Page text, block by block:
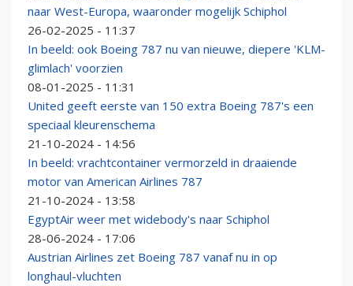
naar West-Europa, waaronder mogelijk Schiphol
26-02-2025 - 11:37
In beeld: ook Boeing 787 nu van nieuwe, diepere 'KLM-
glimlach' voorzien
08-01-2025 - 11:31
United geeft eerste van 150 extra Boeing 787's een
speciaal kleurenschema
21-10-2024 - 14:56
In beeld: vrachtcontainer vermorzeld in draaiende
motor van American Airlines 787
21-10-2024 - 13:58
EgyptAir weer met widebody's naar Schiphol
28-06-2024 - 17:06
Austrian Airlines zet Boeing 787 vanaf nu in op
longhaul-vluchten